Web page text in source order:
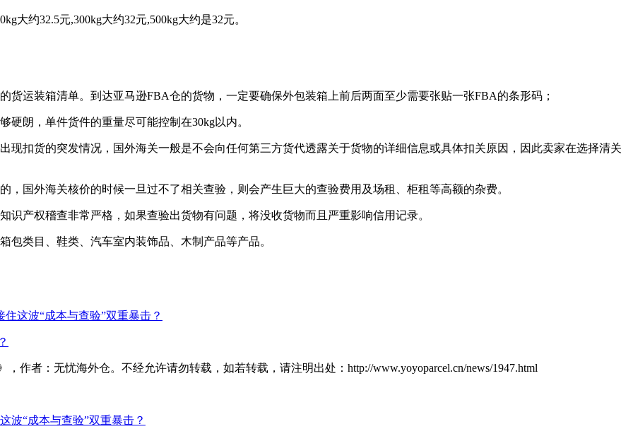
大约32.5元,300kg大约32元,500kg大约是32元。
货运装箱清单。到达亚马逊FBA仓的货物，一定要确保外包装箱上前后两面至少需要张贴一张FBA的条形码；
朗，单件货件的重量尽可能控制在30kg以内。
现扣货的突发情况，国外海关一般是不会向任何第三方货代透露关于货物的详细信息或具体扣关原因，因此卖家在选择清关
国外海关核价的时候一旦过不了相关查验，则会产生巨大的查验费用及场租、柜租等高额的杂费。
产权稽查非常严格，如果查验出货物有问题，将没收货物而且严重影响信用记录。
包类目、鞋类、汽车室内装饰品、木制产品等产品。
这波“成本与查验”双重暴击？
作者：无忧海外仓。不经允许请勿转载，如若转载，请注明出处：http://www.yoyoparcel.cn/news/1947.html
波“成本与查验”双重暴击？